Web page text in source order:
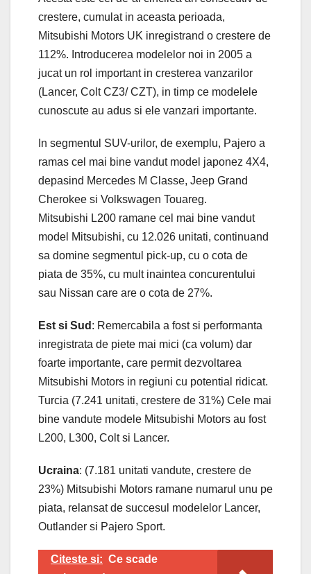
crestere, cumulat in aceasta perioada,
Mitsubishi Motors UK inregistrand o crestere de
112%. Introducerea modelelor noi in 2005 a
jucat un rol important in cresterea vanzarilor
(Lancer, Colt CZ3/ CZT), in timp ce modelele
cunoscute au adus si ele vanzari importante.
In segmentul SUV-urilor, de exemplu, Pajero a
ramas cel mai bine vandut model japonez 4X4,
depasind Mercedes M Classe, Jeep Grand
Cherokee si Volkswagen Touareg.
Mitsubishi L200 ramane cel mai bine vandut
model Mitsubishi, cu 12.026 unitati, continuand
sa domine segmentul pick-up, cu o cota de
piata de 35%, cu mult inaintea concurentului
sau Nissan care are o cota de 27%.
Est si Sud : Remercabila a fost si performanta
inregistrata de piete mai mici (ca volum) dar
foarte importante, care permit dezvoltarea
Mitsubishi Motors in regiuni cu potential ridicat.
Turcia (7.241 unitati, crestere de 31%) Cele mai
bine vandute modele Mitsubishi Motors au fost
L200, L300, Colt si Lancer.
Ucraina: (7.181 unitati vandute, crestere de
23%) Mitsubishi Motors ramane numarul unu pe
piata, relansat de succesul modelelor Lancer,
Outlander si Pajero Sport.
Citeste si: Ce scade